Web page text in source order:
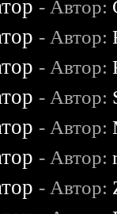
- Автор:
- Автор:
- Автор:
- Автор:
- Автор:
- Автор:
- Автор: